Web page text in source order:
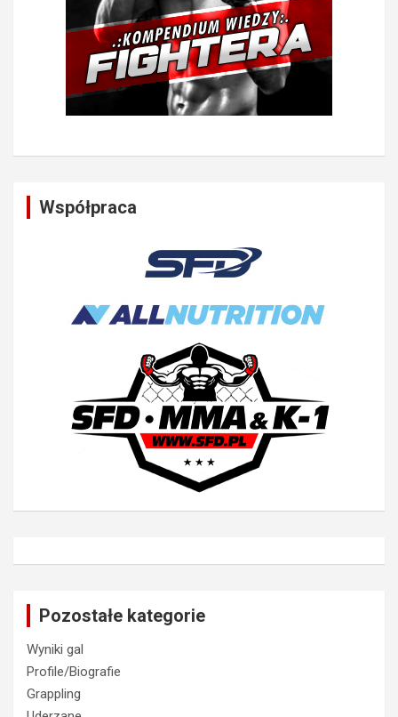
Współpraca
Pozostałe kategorie
Wyniki gal
Profile/Biografie
Grappling